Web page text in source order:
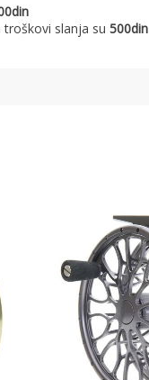
slanja su 500din